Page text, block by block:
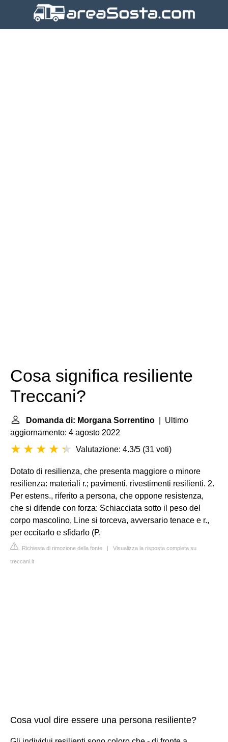
Cosa significa resiliente
Treccani?
Domanda di: Morgana Sorrentino | Ultimo
aggiornamento: 4 agosto 2022
Valutazione: 4.3/5 (31 voti)
Dotato di resilienza, che presenta maggiore o minore
resilienza: materiali r.; pavimenti, rivestimenti resilienti. 2.
Per estens., riferito a persona, che oppone resistenza,
che si difende con forza: Schiacciata sotto il peso del
corpo mascolino, Line si torceva, avversario tenace e r.,
per eccitarlo e sfidarlo (P.
Richiesta di rimozione della fonte | Visualizza la risposta completa su
treccani.it
Cosa vuol dire essere una persona resiliente?